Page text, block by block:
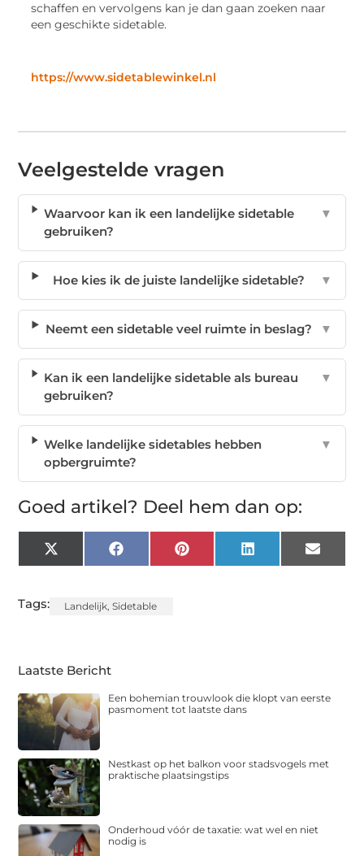
schaffen en vervolgens kan je dan gaan zoeken naar
een geschikte sidetable.
https://www.sidetablewinkel.nl
Veelgestelde vragen
Waarvoor kan ik een landelijke sidetable
gebruiken?
▼
Hoe kies ik de juiste landelijke sidetable? ▼
Neemt een sidetable veel ruimte in beslag? ▼
Kan ik een landelijke sidetable als bureau
gebruiken?
▼
Welke landelijke sidetables hebben
opbergruimte?
▼
Goed artikel? Deel hem dan op:
X
(Twitter)
FacebookPinterest LinkedIn Email
Tags: Landelijk,Sidetable
Laatste Bericht
Een bohemian trouwlook die klopt van eerste
pasmoment tot laatste dans
Nestkast op het balkon voor stadsvogels met
praktische plaatsingstips
Onderhoud vóór de taxatie: wat wel en niet
nodig is